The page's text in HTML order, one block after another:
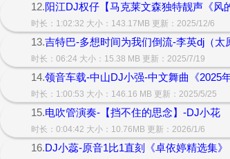
12.阳江DJ权仔【马克莱文森独特靓声《风
时长：1:02:32 大小：143.17MB 更新：2025/12/6
13.吉特巴-多想时间为我们倒流-李英dj（太
时长：06:24 大小：15.38 MB 更新：2025/7/19
14.领音车载-中山DJ小强-中文舞曲《2025
时长：1:00:53 大小：146.16 MB 更新：2025/5/25
15.电吹管演奏-【挡不住的思念】-DJ小花
时长：0:04:42 大小：10.76MB 更新：2026/1/6
16.DJ小蕊-原音1比1直刻《卓依婷精选集》